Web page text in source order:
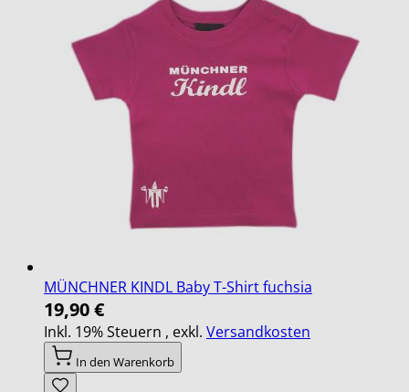
MÜNCHNER KINDL Baby T-Shirt fuchsia
19,90 €
Inkl. 19% Steuern , exkl. Versandkosten
In den Warenkorb